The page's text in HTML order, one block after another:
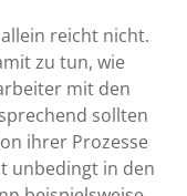
reicht nicht.
zu tun, wie
mit den
sollten
ihrer Prozesse
unbedingt in den